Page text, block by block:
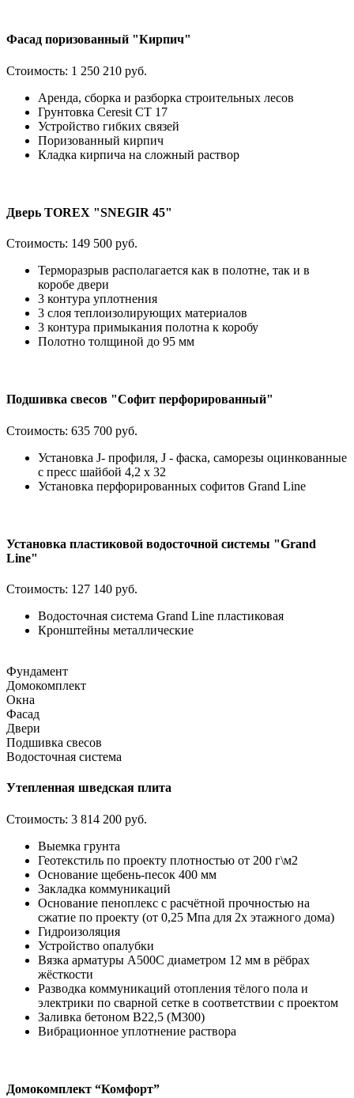
Фасад поризованный "Кирпич"
Стоимость: 1 250 210 руб.
Аренда, сборка и разборка строительных лесов
Грунтовка Ceresit CT 17
Устройство гибких связей
Поризованный кирпич
Кладка кирпича на сложный раствор
Дверь TOREX "SNEGIR 45"
Стоимость: 149 500 руб.
Терморазрыв располагается как в полотне, так и в
коробе двери
3 контура уплотнения
3 слоя теплоизолирующих материалов
3 контура примыкания полотна к коробу
Полотно толщиной до 95 мм
Подшивка свесов "Софит перфорированный"
Стоимость: 635 700 руб.
Установка J- профиля, J - фаска, саморезы оцинкованные
с пресс шайбой 4,2 х 32
Установка перфорированных софитов Grand Line
Установка пластиковой водосточной системы "Grand
Line"
Стоимость: 127 140 руб.
Водосточная система Grand Line пластиковая
Кронштейны металлические
Фундамент
Домокомплект
Окна
Фасад
Двери
Подшивка свесов
Водосточная система
Утепленная шведская плита
Стоимость: 3 814 200 руб.
Выемка грунта
Геотекстиль по проекту плотностью от 200 г\м2
Основание щебень-песок 400 мм
Закладка коммуникаций
Основание пеноплекс с расчётной прочностью на
сжатие по проекту (от 0,25 Мпа для 2х этажного дома)
Гидроизоляция
Устройство опалубки
Вязка арматуры А500С диаметром 12 мм в рёбрах
жёсткости
Разводка коммуникаций отопления тёлого пола и
электрики по сварной сетке в соответствии с проектом
Заливка бетоном В22,5 (М300)
Вибрационное уплотнение раствора
Домокомплект “Комфорт”